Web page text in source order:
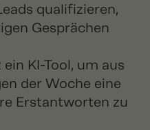
qualifizieren,
Gesprächen
KI-Tool, um aus
der Woche eine
Erstantworten zu